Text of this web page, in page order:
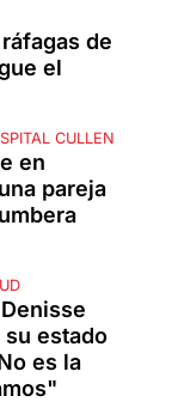
de
el
CULLEN
en
pareja
su estado
es la